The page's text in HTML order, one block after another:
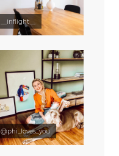
__inflight__
@phi_loves_you